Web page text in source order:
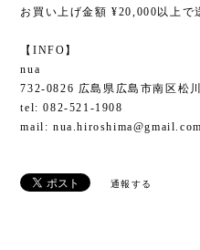
お買い上げ金額 ¥20,000以上で
【INFO】
nua
732-0826 広島県広島市南区松
tel: 082-521-1908
mail: nua.hiroshima@gmail.com
通報する